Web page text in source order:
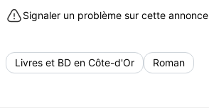
Signaler un problème sur cette annonce
Livres et BD en Côte-d'Or Roman